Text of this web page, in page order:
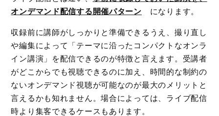
オンデマンド配信する開催パターン になります。
収録前に講師がしっかりと準備できるうえ、撮り直し
や編集によって「テーマに沿ったコンパクトなオンラ
イン講演」を配信できるのが特徴と言えます。受講者
がどこからでも視聴できるのに加え、時間的な制約の
ないオンデマンド視聴が可能なのが最大のメリットと
言えるかも知れません。場合によっては、ライブ配信
時より集客できるケースもあります。